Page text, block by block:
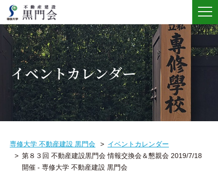
メ
ュ
イベントカレンダー
専修大学 不動産建設 黒門会
イベントカレンダー
第８３回 不動産建設黒門会 情報交換会＆懇親会 2019/7/18
開催 - 専修大学 不動産建設 黒門会